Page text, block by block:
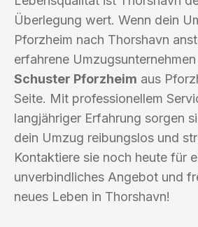
Überlegung wert. Wenn dein
Pforzheim nach Thorshavn
erfahrene Umzugsunternehmen
Schuster Pforzheim aus
Seite. Mit professionellem
langjähriger Erfahrung sorgen
dein Umzug reibungslos und
Kontaktiere sie noch heute für
unverbindliches Angebot und
neues Leben in Thorshavn!